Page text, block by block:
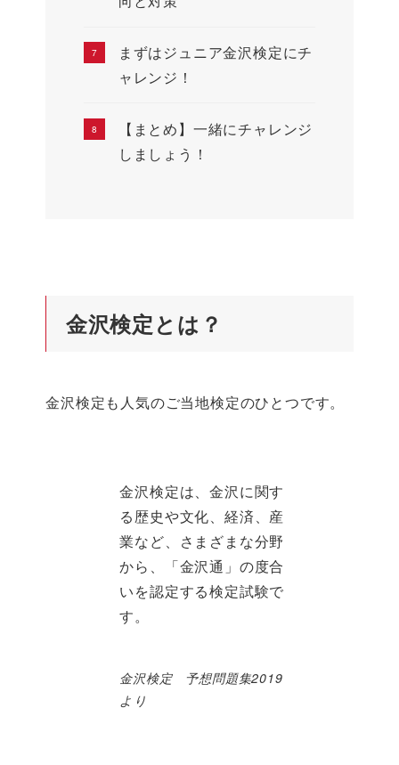
まずはジュニア金沢検定にチ
ャレンジ！
【まとめ】一緒にチャレンジ
しましょう！
金沢検定とは？
金沢検定も人気のご当地検定のひとつです。
金沢検定は、金沢に関す
る歴史や文化、経済、産
業など、さまざまな分野
から、「金沢通」の度合
いを認定する検定試験で
す。
金沢検定 予想問題集2019
より